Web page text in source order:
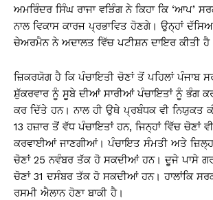
ਅਮਰਿੰਦਰ ਸਿੰਘ ਰਾਜਾ ਵੜਿੰਗ ਨੇ ਕਿਹਾ ਕਿ ‘ਆਪ’
ਨਾਲ ਵਿਕਾਸ ਕਾਰਜ ਪ੍ਰਭਾਵਿਤ ਹੋਣਗੇ। ਉਨ੍ਹਾਂ
ਚੇਅਰਮੈਨ ਨੇ ਅਦਾਲਤ ਵਿੱਚ ਪਟੀਸ਼ਨ ਦਾਇਰ ਕੀਤੀ
ਜ਼ਿਕਰਯੋਗ ਹੈ ਕਿ ਪੰਚਾਇਤੀ ਚੋਣਾਂ ਤੋਂ ਪਹਿਲਾਂ ਪੰਜਾਬ
ਸ਼ੁੱਕਰਵਾਰ ਨੂੰ ਸੂਬੇ ਦੀਆਂ ਸਾਰੀਆਂ ਪੰਚਾਇਤਾਂ ਨੂੰ ਭੰਗ
ਕਰ ਦਿੱਤੇ ਹਨ। ਨਾਲ ਹੀ ਉਥੇ ਪ੍ਰਬੰਧਕ ਵੀ ਨਿਯੁਕਤ
13 ਹਜ਼ਾਰ ਤੋਂ ਵੱਧ ਪੰਚਾਇਤਾਂ ਹਨ, ਜਿਨ੍ਹਾਂ ਵਿੱਚ ਚੋਣਾਂ
ਕਰਵਾਈਆਂ ਜਾਣਗੀਆਂ। ਪੰਚਾਇਤ ਸੰਮਤੀ ਅਤੇ
ਚੋਣਾਂ 25 ਨਵੰਬਰ ਤੱਕ ਹੋ ਸਕਦੀਆਂ ਹਨ। ਦੂਜੇ ਪਾਸੇ
ਚੋਣਾਂ 31 ਦਸੰਬਰ ਤੱਕ ਹੋ ਸਕਦੀਆਂ ਹਨ। ਹਾਲਾਂਕਿ
ਰਸਮੀ ਐਲਾਨ ਹੋਣਾ ਬਾਕੀ ਹੈ।